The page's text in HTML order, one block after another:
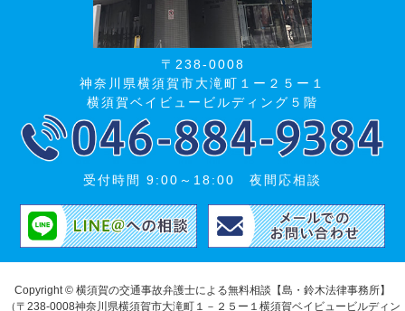
〒238-0008
神奈川県横須賀市大滝町１ー２５ー１
横須賀ベイビュービルディング５階
受付時間 9:00～18:00 夜間応相談
Copyright © 横須賀の交通事故弁護士による無料相談【島・鈴木法律事務所】
（〒238-0008神奈川県横須賀市大滝町１－２５ー１横須賀ベイビュービルディン